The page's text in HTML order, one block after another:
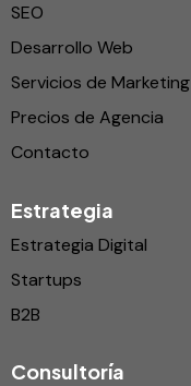
SEO
Desarrollo Web
Servicios de Marketing
Precios de Agencia
Contacto
Estrategia
Estrategia Digital
Startups
B2B
Consultoría